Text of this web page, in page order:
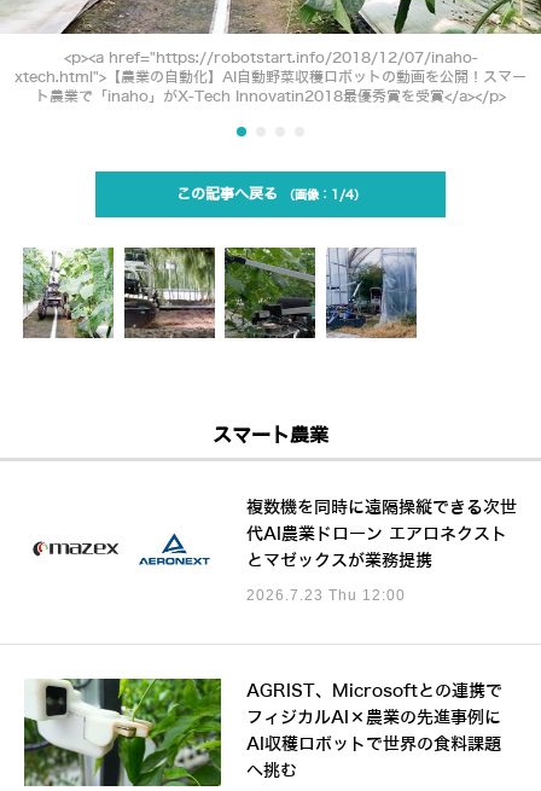
<p><a href="https://robotstart.info/2018/12/07/inaho-
xtech.html">【農業の自動化】AI自動野菜収穫ロボットの動画を公開！スマー
ト農業で「inaho」がX-Tech Innovatin2018最優秀賞を受賞</a></p>
この記事へ戻る 1/4
スマート農業
複数機を同時に遠隔操縦できる次世
代AI農業ドローン エアロネクスト
とマゼックスが業務提携
2026.7.23 Thu 12:00
AGRIST、Microsoftとの連携で
フィジカルAI×農業の先進事例に
AI収穫ロボットで世界の食料課題
へ挑む